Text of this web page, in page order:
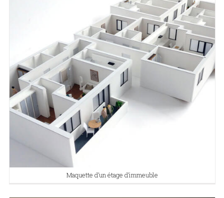
Maquette d’un étage d’immeuble